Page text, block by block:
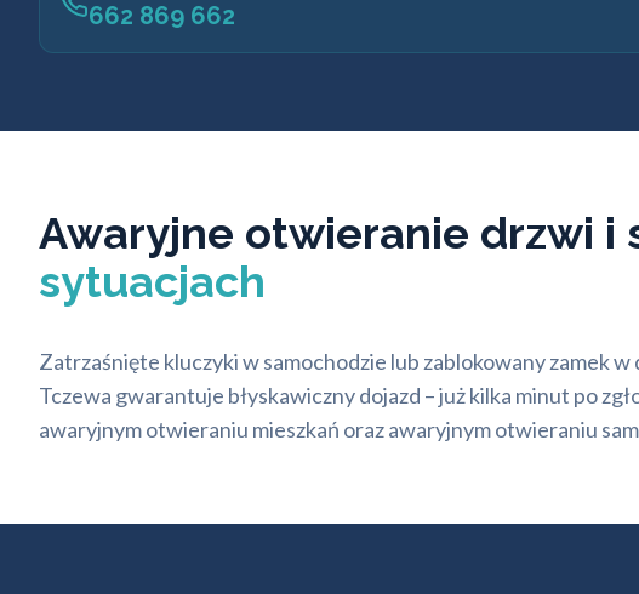
662 869 662
Awaryjne otwieranie drzwi i
sytuacjach
Zatrzaśnięte kluczyki w samochodzie lub zablokowany zamek
Tczewa gwarantuje błyskawiczny dojazd – już kilka minut po
awaryjnym otwieraniu mieszkań oraz awaryjnym otwieraniu